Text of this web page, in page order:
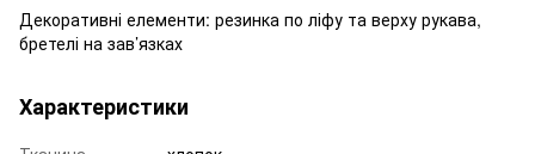
Декоративні елементи: резинка по ліфу та верху рукава,
бретелі на зав’язках
Характеристики